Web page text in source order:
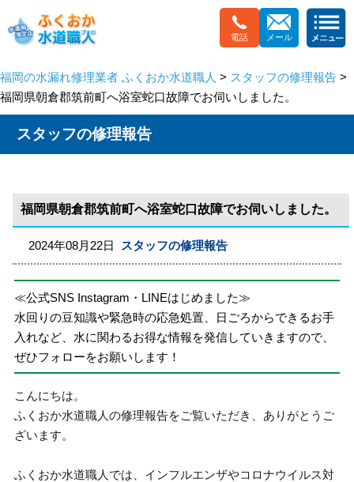
電話 メール
福岡の水漏れ修理業者 ふくおか水道職人 > スタッフの修理報告 >
福岡県朝倉郡筑前町へ浴室蛇口故障でお伺いしました。
スタッフの修理報告
福岡県朝倉郡筑前町へ浴室蛇口故障でお伺いしました。
2024年08月22日 スタッフの修理報告
≪公式SNS Instagram・LINEはじめました≫
水回りの豆知識や緊急時の応急処置、日ごろからできるお手
入れなど、水に関わるお得な情報を発信していきますので、
ぜひフォローをお願いします！
こんにちは。
ふくおか水道職人の修理報告をご覧いただき、ありがとうご
ざいます。
ふくおか水道職人では、インフルエンザやコロナウイルス対